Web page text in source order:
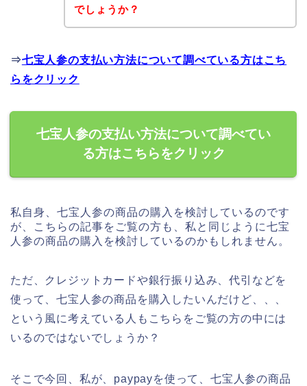
でしょうか？
⇒七宝人参の支払い方法について調べている方はこち
らをクリック
七宝人参の支払い方法について調べてい
る方はこちらをクリック
私自身、七宝人参の商品の購入を検討しているのです
が、こちらの記事をご覧の方も、私と同じように七宝
人参の商品の購入を検討しているのかもしれません。
ただ、クレジットカードや銀行振り込み、代引などを
使って、七宝人参の商品を購入したいんだけど、、、
という風に考えている人もこちらをご覧の方の中には
いるのではないでしょうか？
そこで今回、私が、paypayを使って、七宝人参の商品